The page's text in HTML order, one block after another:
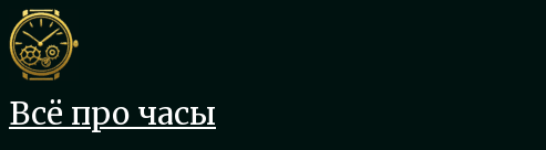
Перейти
к
содержимому
Всё про часы